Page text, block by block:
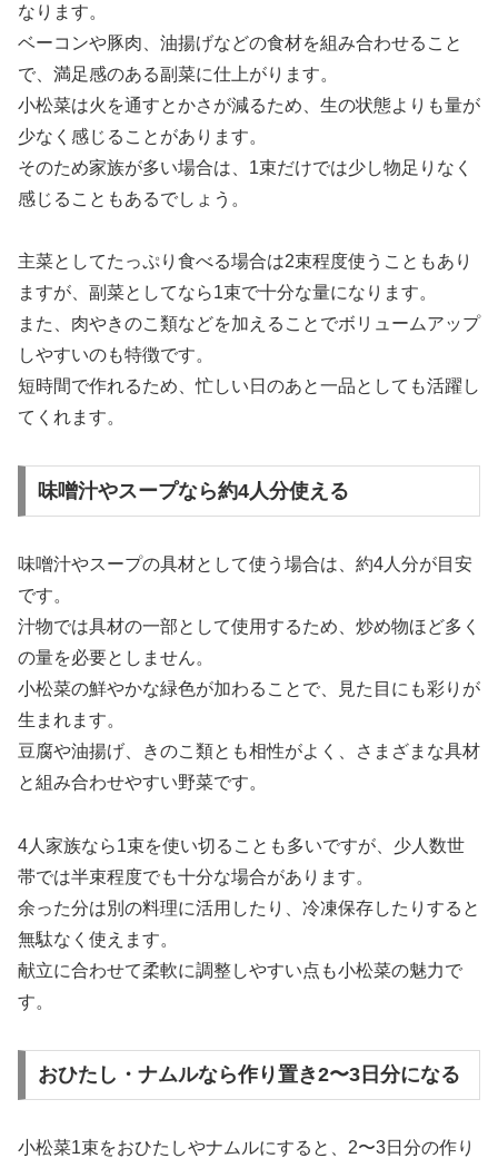
なります。
ベーコンや豚肉、油揚げなどの食材を組み合わせること
で、満足感のある副菜に仕上がります。
小松菜は火を通すとかさが減るため、生の状態よりも量が
少なく感じることがあります。
そのため家族が多い場合は、1束だけでは少し物足りなく
感じることもあるでしょう。
主菜としてたっぷり食べる場合は2束程度使うこともあり
ますが、副菜としてなら1束で十分な量になります。
また、肉やきのこ類などを加えることでボリュームアップ
しやすいのも特徴です。
短時間で作れるため、忙しい日のあと一品としても活躍し
てくれます。
味噌汁やスープなら約4人分使える
味噌汁やスープの具材として使う場合は、約4人分が目安
です。
汁物では具材の一部として使用するため、炒め物ほど多く
の量を必要としません。
小松菜の鮮やかな緑色が加わることで、見た目にも彩りが
生まれます。
豆腐や油揚げ、きのこ類とも相性がよく、さまざまな具材
と組み合わせやすい野菜です。
4人家族なら1束を使い切ることも多いですが、少人数世
帯では半束程度でも十分な場合があります。
余った分は別の料理に活用したり、冷凍保存したりすると
無駄なく使えます。
献立に合わせて柔軟に調整しやすい点も小松菜の魅力で
す。
おひたし・ナムルなら作り置き2〜3日分になる
小松菜1束をおひたしやナムルにすると、2〜3日分の作り